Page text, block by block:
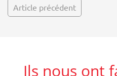
Article précédent
Ils nous ont